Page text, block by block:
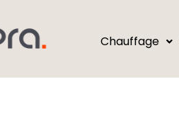
Chauffage